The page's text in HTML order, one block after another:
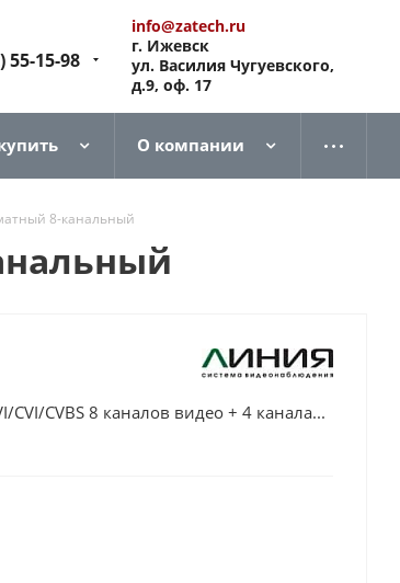
55-15-98
info@zatech.ru
г. Ижевск
ул. Василия Чугуевского,
д.9, оф. 17
О компании
8-канальный
CVI/CVBS 8 каналов видео + 4 канала...